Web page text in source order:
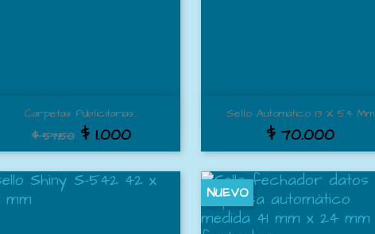
Carpetas Publicitarias...
$ 57.150 $ 1.000
Vista rápida Sello Automático 13 X 54 Mm
$ 70.000
Vista rápida
NUEVO